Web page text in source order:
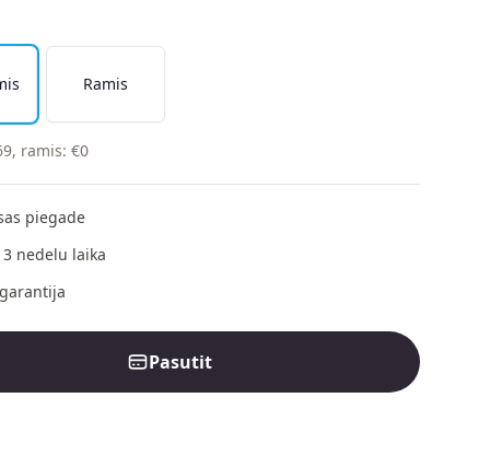
Ramis
, ramis:€0
piegade
3 nedelu laika
Pasutit